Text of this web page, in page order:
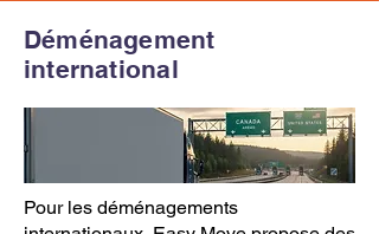
Déménagement
international
​Pour les déménagements